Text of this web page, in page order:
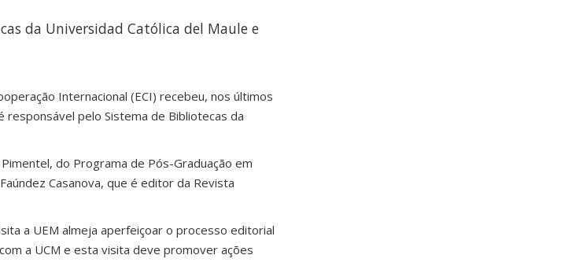
da Universidad Católica del Maule e
Internacional (ECI) recebeu, nos últimos
responsável pelo Sistema de Bibliotecas da
do Programa de Pós-Graduação em
Casanova, que é editor da Revista
a UEM almeja aperfeiçoar o processo editorial
a UCM e esta visita deve promover ações